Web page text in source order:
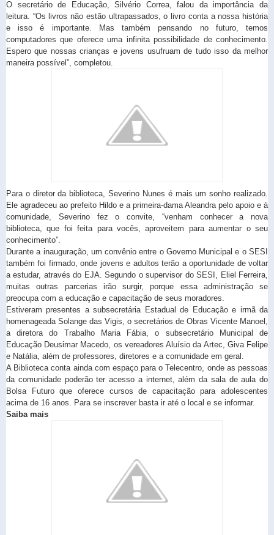
O secretário de Educação, Silvério Correa, falou da importância da
leitura. “Os livros não estão ultrapassados, o livro conta a nossa história
e isso é importante. Mas também pensando no futuro, temos
computadores que oferece uma infinita possibilidade de conhecimento.
Espero que nossas crianças e jovens usufruam de tudo isso da melhor
maneira possível”, completou.
Para o diretor da biblioteca, Severino Nunes é mais um sonho realizado.
Ele agradeceu ao prefeito Hildo e a primeira-dama Aleandra pelo apoio e à
comunidade, Severino fez o convite, “venham conhecer a nova
biblioteca, que foi feita para vocês, aproveitem para aumentar o seu
conhecimento”.
Durante a inauguração, um convênio entre o Governo Municipal e o SESI
também foi firmado, onde jovens e adultos terão a oportunidade de voltar
a estudar, através do EJA. Segundo o supervisor do SESI, Eliel Ferreira,
muitas outras parcerias irão surgir, porque essa administração se
preocupa com a educação e capacitação de seus moradores.
Estiveram presentes a subsecretária Estadual de Educação e irmã da
homenageada Solange das Vigis, o secretários de Obras Vicente Manoel,
a diretora do Trabalho Maria Fábia, o subsecretário Municipal de
Educação Deusimar Macedo, os vereadores Aluísio da Artec, Giva Felipe
e Natália, além de professores, diretores e a comunidade em geral.
A Biblioteca conta ainda com espaço para o Telecentro, onde as pessoas
da comunidade poderão ter acesso a internet, além da sala de aula do
Bolsa Futuro que oferece cursos de capacitação para adolescentes
acima de 16 anos. Para se inscrever basta ir até o local e se informar.
Saiba mais